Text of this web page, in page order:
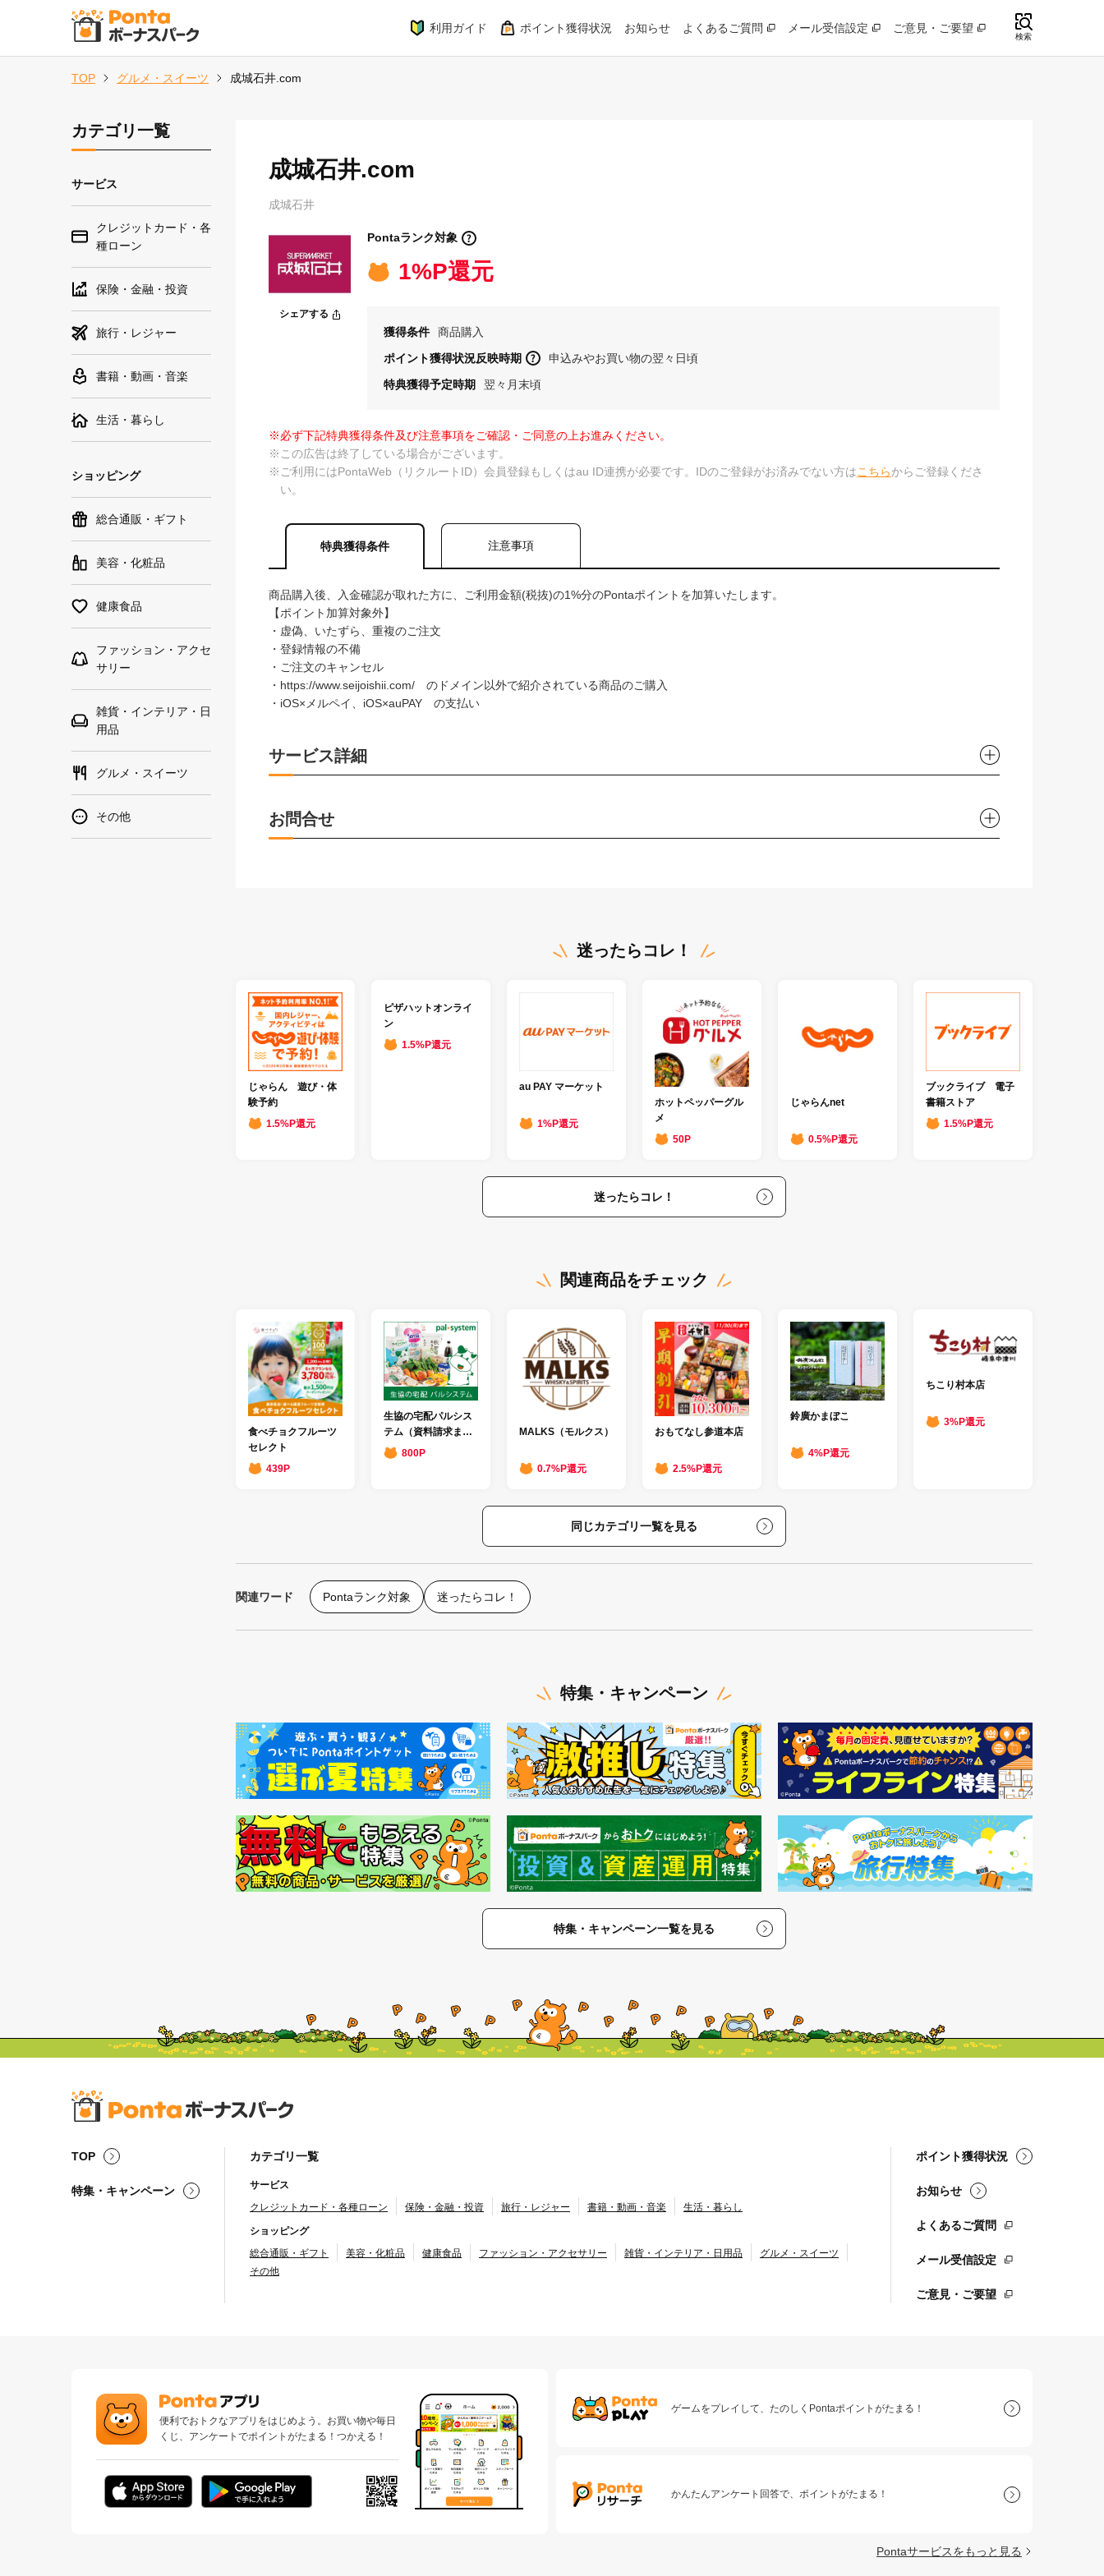
利用ガイド ポイント獲得状況 お知らせ よくあるご質問 メール受信設定 ご意見・ご要望
検索
TOP グルメ・スイーツ 成城石井.com
カテゴリ一覧
サービス
クレジットカード・各
種ローン
保険・金融・投資
旅行・レジャー
書籍・動画・音楽
生活・暮らし
ショッピング
総合通販・ギフト
美容・化粧品
健康食品
ファッション・アクセ
サリー
雑貨・インテリア・日
用品
グルメ・スイーツ
その他
成城石井.com
成城石井
シェアする
Pontaランク対象
1%P還元
獲得条件
商品購入
ポイント獲得状況反映時期
申込みやお買い物の翌々日頃
特典獲得予定時期
翌々月末頃
※必ず下記特典獲得条件及び注意事項をご確認・ご同意の上お進みください。
※この広告は終了している場合がございます。
※ご利用にはPontaWeb（リクルートID）会員登録もしくはau ID連携が必要です。IDのご登録がお済みでない方はこちらからご登録くださ
い。
特典獲得条件 注意事項
商品購入後、入金確認が取れた方に、ご利用金額(税抜)の1%分のPontaポイントを加算いたします。
【ポイント加算対象外】
・虚偽、いたずら、重複のご注文
・登録情報の不備
・ご注文のキャンセル
・https://www.seijoishii.com/ のドメイン以外で紹介されている商品のご購入
・iOS×メルペイ、iOS×auPAY の支払い
サービス詳細
お問合せ
迷ったらコレ！
じゃらん 遊び・体
験予約
1.5%P還元
ピザハットオンライ
ン
1.5%P還元
au PAY マーケット
1%P還元
ホットペッパーグル
メ
50P
じゃらんnet
0.5%P還元
ブックライブ 電子
書籍ストア
1.5%P還元
迷ったらコレ！
関連商品をチェック
食べチョクフルーツ
セレクト
439P
生協の宅配パルシス
テム（資料請求また
は加入申し込み）
800P
MALKS（モルクス）
0.7%P還元
おもてなし参道本店
2.5%P還元
鈴廣かまぼこ
4%P還元
ちこり村本店
3%P還元
同じカテゴリ一覧を見る
関連ワード Pontaランク対象 迷ったらコレ！
特集・キャンペーン
特集・キャンペーン一覧を見る
TOP
特集・キャンペーン
カテゴリ一覧
サービス
クレジットカード・各種ローン
保険・金融・投資 旅行・レジャー 書籍・動画・音楽 生活・暮らし
ショッピング
総合通販・ギフト
美容・化粧品 健康食品 ファッション・アクセサリー 雑貨・インテリア・日用品
グルメ・スイーツ
その他
ポイント獲得状況
お知らせ
よくあるご質問
メール受信設定
ご意見・ご要望
便利でおトクなアプリをはじめよう。お買い物や毎日
くじ、アンケートでポイントがたまる！つかえる！
ゲームをプレイして、たのしくPontaポイントがたまる！
かんたんアンケート回答で、ポイントがたまる！
Pontaサービスをもっと見る